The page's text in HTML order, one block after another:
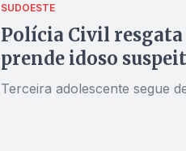
SUDOESTE
Polícia Civil resgata
prende idoso
Terceira adolescente segue